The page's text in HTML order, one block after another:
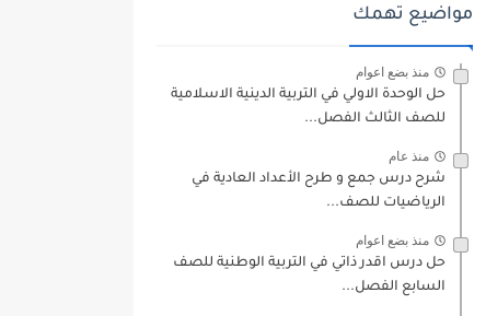
مواضيع تهمك
منذ بضع اعوام
حل الوحدة الاولي في التربية الدينية الاسلامية
للصف الثالث الفصل...
منذ عام
شرح درس جمع و طرح الأعداد العادية في
الرياضيات للصف...
منذ بضع اعوام
حل درس اقدر ذاتي في التربية الوطنية للصف
السابع الفصل...